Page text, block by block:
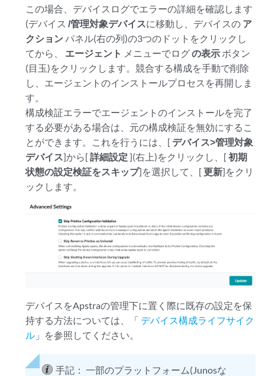
この場合、デバイスログでエラーの詳細を確認します
(デバイス/管理対象デバイスに移動し、デバイスの ア
クションパネル(右の列)の3つのドットをクリックし
てから、 エージェント メニューでログの表示 ボタン
(目玉)をクリックします。競合する構成を手動で削除
し、エージェントのインストールプロセスを再開しま
す。
構成検証エラーでエージェントのインストールを完了
する必要がある場合は、元の構成検証を無効にするこ
とができます。これを行うには、[ デバイス>管理対象
デバイス]から[詳細設定 ](右上)をクリックし、[初期
状態の設定検証をスキップ]を選択して、[更新]をクリ
ックします。
デバイスをApstraの管理下に置く際に既存の設定を保
持する方法については、「 デバイス構成ライフサイク
ル 」を参照してください。
手記： 一部のプラットフォーム(Junosな